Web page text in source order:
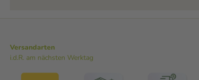
Versandarten
i.d.R. am nächsten Werktag